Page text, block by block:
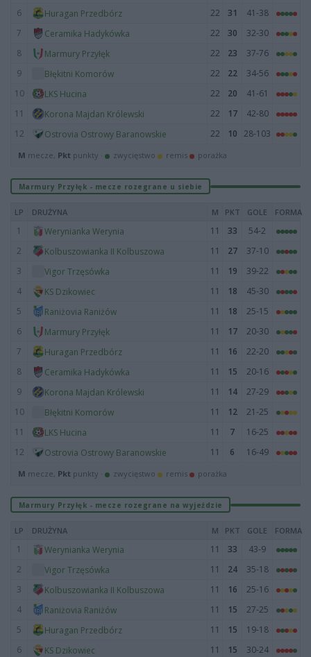
6 Huragan Przedbórz 22 31
41-38
7
Ceramika Hadykówka 22 30
32-30
8
Marmury Przyłęk 22 23
37-76
9
Błękitni Komorów 22 22
34-56
10
LKS Hucina 22 20
41-61
11
Korona Majdan Królewski 22 17
42-80
12
Ostrovia Ostrowy Baranowskie 22 10 28-103
M mecze, Pkt punkty · zwycięstwo remis porażka
Marmury Przyłęk - mecze rozegrane u siebie
LP DRUŻYNA M PKT GOLE FORMA
1 Werynianka Werynia 11 33
54-2
2
Kolbuszowianka II Kolbuszowa 11 27
37-10
3
Vigor Trzęsówka 11 19
39-22
4
KS Dzikowiec 11 18
45-30
5
Raniżovia Raniżów 11 18
25-15
6
Marmury Przyłęk 11 17
20-30
7
Huragan Przedbórz 11 16
22-20
8
Ceramika Hadykówka 11 15
20-16
9
Korona Majdan Królewski 11 14
27-29
10
Błękitni Komorów 11 12
21-25
11
LKS Hucina 11 7
16-25
12
Ostrovia Ostrowy Baranowskie 11 6 16-49
M mecze, Pkt punkty · zwycięstwo remis porażka
Marmury Przyłęk - mecze rozegrane na wyjeździe
LP DRUŻYNA M PKT GOLE FORMA
1 Werynianka Werynia 11 33
43-9
2
Vigor Trzęsówka 11 24
35-18
3
Kolbuszowianka II Kolbuszowa 11 16
25-16
4
Raniżovia Raniżów 11 15
27-25
5
Huragan Przedbórz 11 15
19-18
6
KS Dzikowiec 11 15
30-24